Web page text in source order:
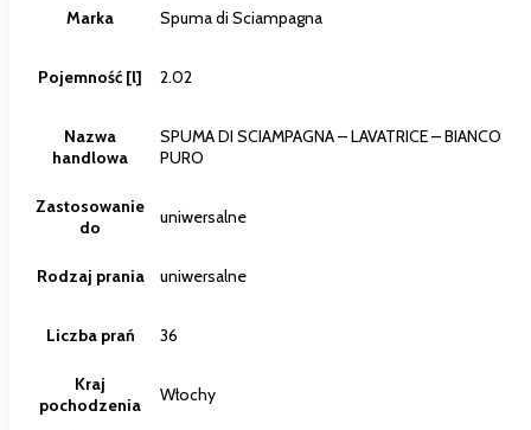
Marka Spuma di Sciampagna
Pojemność [l] 2.02
Nazwa
handlowa
SPUMA DI SCIAMPAGNA – LAVATRICE – BIANCO
PURO
Zastosowanie
do
uniwersalne
Rodzaj prania uniwersalne
Liczba prań 36
Kraj
pochodzenia
Włochy